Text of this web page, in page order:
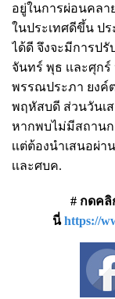
อยู่ในการผ่อนคลา
ในประเทศดีขึ้น ป
ได้ดี จึงจะมีการปรั
จันทร์ พุธ เเละศุก
พรรณประภา ยงค์
พฤหัสบดี ส่วนวันเ
หากพบไม่มีสถานก
เเต่ต้องนำเสนอผ่
เเละศบค.
# กดคลิ
นี่https://